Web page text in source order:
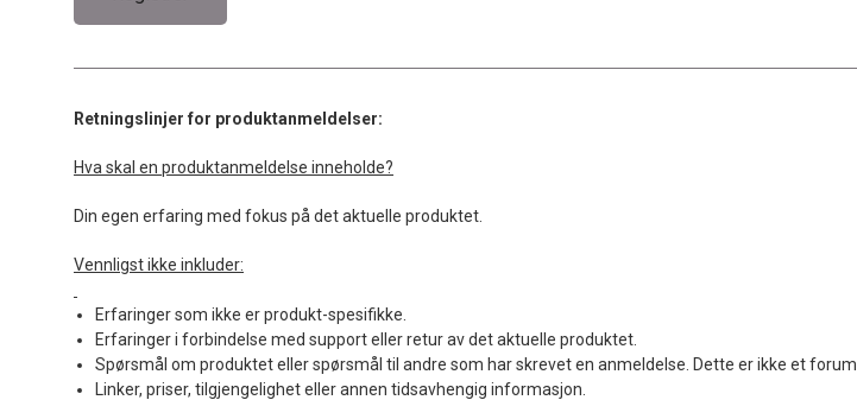
Retningslinjer for produktanmeldelser:
Hva skal en produktanmeldelse inneholde?
Din egen erfaring med fokus på det aktuelle produktet.
Vennligst ikke inkluder:
Erfaringer som ikke er produkt-spesifikke.
Erfaringer i forbindelse med support eller retur av det aktuelle produktet.
Spørsmål om produktet eller spørsmål til andre som har skrevet en anmeldelse. Dette er ikke et forum.
Linker, priser, tilgjengelighet eller annen tidsavhengig informasjon.